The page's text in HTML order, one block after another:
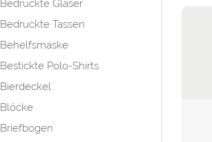
Bedruckte Gläser
Bedruckte Tassen
Behelfsmaske
Bestickte Polo-Shirts
Bierdeckel
Blöcke
Briefbogen